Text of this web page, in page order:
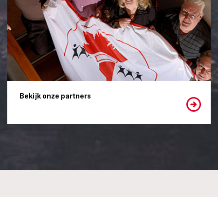
Bekijk onze partners